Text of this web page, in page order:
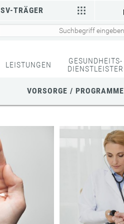
SV-TRÄGER
LEISTUNGEN
GESUNDHEITS-
DIENSTLEISTER
VORSORGE / PROGRAMME